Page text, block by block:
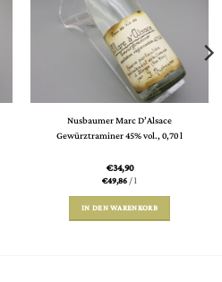
Nusbaumer Marc D’Alsace
Gewürztraminer 45% vol., 0,70 l
€34,90
€49,86/l
IN DEN WARENKORB